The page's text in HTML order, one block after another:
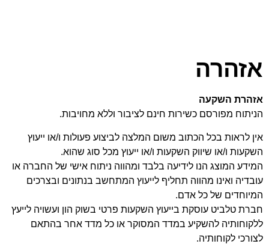
אזהרה
אזהרת השקעה
הניתוח מפורסם כשירות חינם לציבור וללא מחויבות.
אין לראות בכל הכתוב משום המלצה לביצוע פעולות ו/או ייעוץ
השקעות ו/או שיווק השקעות ו/או ייעוץ מכל סוג שהוא.
המידע המוצג הנו לידיעה בלבד ומהווה ניתוח אישי של החברה או
עובדיה ואינו מהווה תחליף לייעוץ המתחשב בנתונים ובצרכים
המיוחדים של כל אדם.
חברת טלביט עוסקת בייעוץ השקעות פרטי בשוק הון ועשויה לייעץ
ללקוחותיה להשקיע במדד המסוקר או כל מדד אחר בהתאם
לצורכי לקוחותיה.